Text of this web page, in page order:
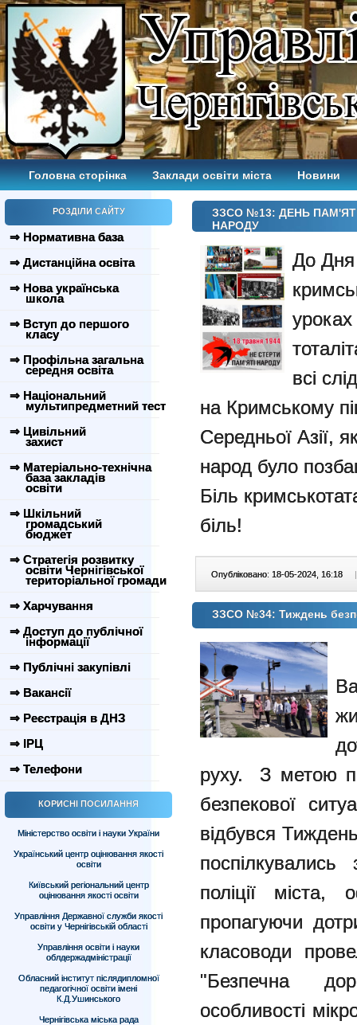
Головна сторінка Заклади освіти міста Новини
РОЗДІЛИ САЙТУ
⇒ Нормативна база
⇒ Дистанційна освіта
⇒ Нова українська
школа
⇒ Вступ до першого
класу
⇒ Профільна загальна
середня освіта
⇒ Національний
мультипредметний тест
⇒ Цивільний
захист
⇒ Матеріально-технічна
база закладів
освіти
⇒ Шкільний
громадський
бюджет
⇒ Стратегія розвитку
освіти Чернігівської
територіальної громади
⇒ Харчування
⇒ Доступ до публічної
інформації
⇒ Публічні закупівлі
⇒ Вакансії
⇒ Реєстрація в ДНЗ
⇒ ІРЦ
⇒ Телефони
КОРИСНІ ПОСИЛАННЯ
Міністерство освіти і науки України
Український центр оцінювання якості
освіти
Київський регіональний центр
оцінювання якості освіти
Управління Державної служби якості
освіти у Чернігівській області
Управління освіти і науки
облдержадміністрації
Обласний інститут післядипломної
педагогічної освіти імені
К.Д.Ушинського
Чернігівська міська рада
ЗЗСО №13: ДЕНЬ
НАРОДУ
До Дня
уроках
всі
на Кримському
Середньої Азії,
народ було
Біль
біль!
Опубліковано: 18-05-2024, 16:18 |
ЗЗСО №34: Тиждень
руху. З метою
безпекової
відбувся
поліції міста,
пропагуючи
класоводи
"Безпечна
особливості